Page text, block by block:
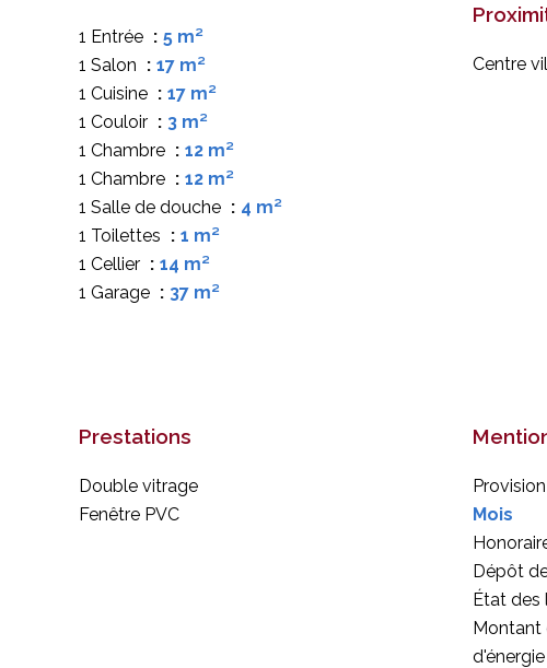
1 Entrée
5 m²
1 Salon
17 m²
1 Cuisine
17 m²
1 Couloir
3 m²
1 Chambre
12 m²
1 Chambre
12 m²
1 Salle de douche
4 m²
1 Toilettes
1 m²
1 Cellier
14 m²
1 Garage
37 m²
Centre
Prestations
Double vitrage
Fenêtre PVC
Mois
Dépôt
État des
Montant